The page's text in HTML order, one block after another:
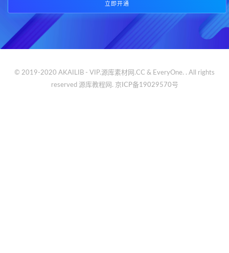
立即开通
© 2019-2020 AKAILIB - VIP.源库素材网.CC & EveryOne. . All rights
reserved 源库教程网. 京ICP备19029570号